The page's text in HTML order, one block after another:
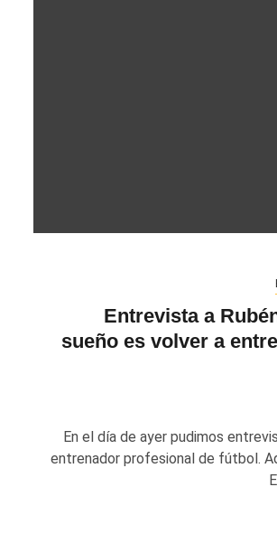
Entrevista a
sueño es volver a
En el día de ayer pudimos
entrenador profesional de fútbol.